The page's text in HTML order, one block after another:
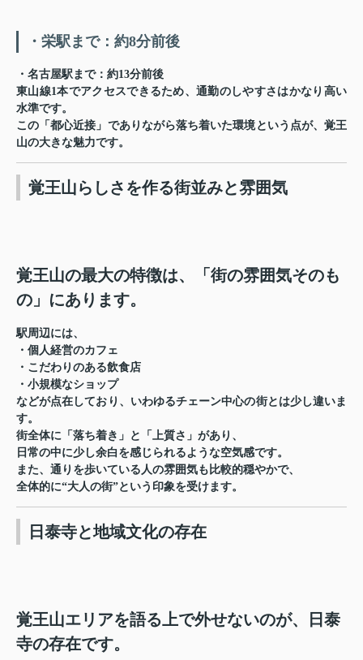
・栄駅まで：約8分前後
・名古屋駅まで：約13分前後
東山線1本でアクセスできるため、通勤のしやすさはかなり高い
水準です。
この「都心近接」でありながら落ち着いた環境という点が、覚王
山の大きな魅力です。
覚王山らしさを作る街並みと雰囲気
覚王山の最大の特徴は、「街の雰囲気そのも
の」にあります。
駅周辺には、
・個人経営のカフェ
・こだわりのある飲食店
・小規模なショップ
などが点在しており、いわゆるチェーン中心の街とは少し違いま
す。
街全体に「落ち着き」と「上質さ」があり、
日常の中に少し余白を感じられるような空気感です。
また、通りを歩いている人の雰囲気も比較的穏やかで、
全体的に“大人の街”という印象を受けます。
日泰寺と地域文化の存在
覚王山エリアを語る上で外せないのが、日泰
寺の存在です。